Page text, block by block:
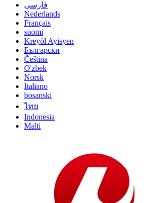
فارسی
Nederlands
Français
suomi
Kreyòl Ayisyen
Български
Čeština
O'zbek
Norsk
Italiano
bosanski
ไทย
Indonesia
Malti